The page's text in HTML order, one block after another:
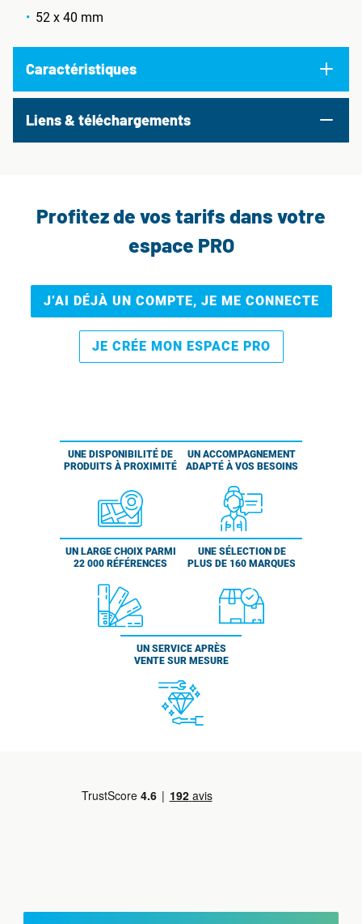
52 x 40 mm
Caractéristiques
Liens & téléchargements
Profitez de vos tarifs dans votre
espace PRO
J’AI DÉJÀ UN COMPTE, JE ME CONNECTE
JE CRÉE MON ESPACE PRO
UNE DISPONIBILITÉ DE
PRODUITS À PROXIMITÉ
UN ACCOMPAGNEMENT
ADAPTÉ À VOS BESOINS
UN LARGE CHOIX PARMI
22 000 RÉFÉRENCES
UNE SÉLECTION DE
PLUS DE 160 MARQUES
UN SERVICE APRÈS
VENTE SUR MESURE